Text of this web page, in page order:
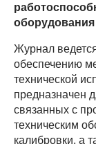
оборудования
Журнал
обеспечению
технической
предназначен
связанных с
техническим
калибровки, а